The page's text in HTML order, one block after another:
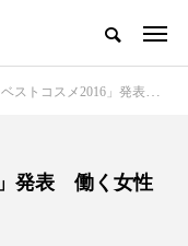
2016」発表 働く女性に支持されるコスメは？
」発表 働く女性